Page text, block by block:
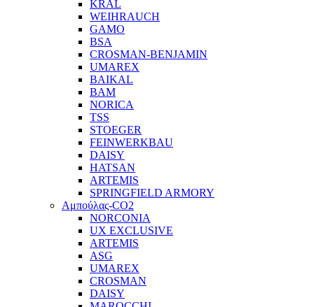
KRAL
WEIHRAUCH
GAMO
BSA
CROSMAN-BENJAMIN
UMAREX
BAIKAL
BAM
NORICA
TSS
STOEGER
FEINWERKBAU
DAISY
HATSAN
ARTEMIS
SPRINGFIELD ARMORY
Αμπούλας-CO2
NORCONIA
UX EXCLUSIVE
ARTEMIS
ASG
UMAREX
CROSMAN
DAISY